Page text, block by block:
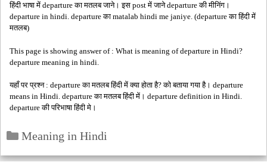
हिंदी भाषा में departure का मतलब जाने। इस post में जाने departure की मीनिंग।
departure in hindi. departure का matalab hindi me janiye. (departure का हिंदी में
मतलब)
This page is showing answer of : What is meaning of departure in Hindi?
departure meaning in hindi.
यहाँ पर प्रश्न : departure का मतलब हिंदी में क्या होता है? को बताया गया है। departure
means in Hindi. departure का मतलब हिंदी में। departure definition in Hindi.
departure की परिभाषा हिंदी मे।
Categories
Meaning in Hindi